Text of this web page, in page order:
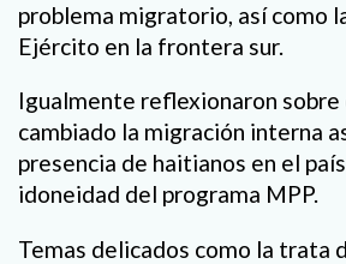
problema migratorio, así como
Ejército en la frontera sur.
Igualmente reflexionaron sobre
cambiado la migración interna
presencia de haitianos en el
idoneidad del programa MPP.
Temas delicados como la trata